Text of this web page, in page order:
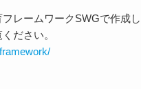
レームワークSWGで作成
ださい。